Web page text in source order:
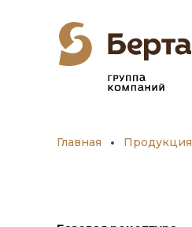
Главная Продукция